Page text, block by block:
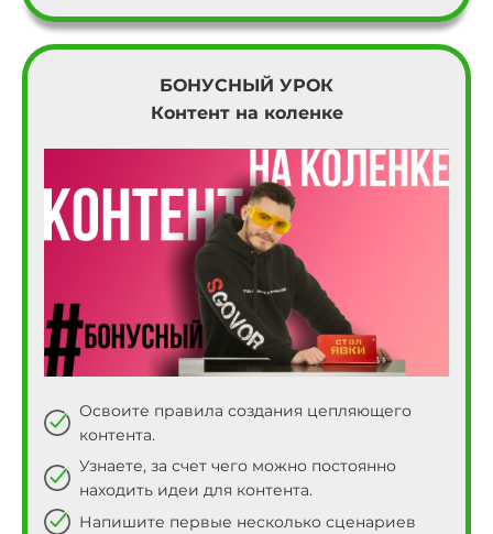
50
51
52
53
54
55
56
57
58
59
БОНУСНЫЙ УРОК
Контент на коленке
Освоите правила создания цепляющего
контента.
Узнаете, за счет чего можно постоянно
находить идеи для контента.
Напишите первые несколько сценариев